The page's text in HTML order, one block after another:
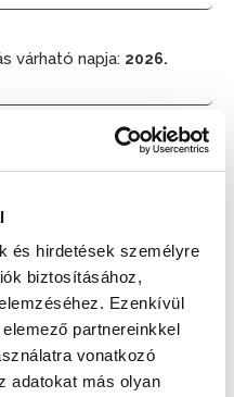
és hirdetések személyre
biztosításához,
Ezenkívül
partnereinkkel
vonatkozó
adatokat más olyan
várható napja: 2026.
ára: 65 990 Ft
TESZ